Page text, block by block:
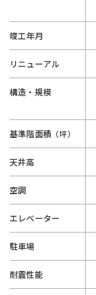
竣工年月
リニューアル
構造・規模
基準階面積 （坪）
天井高
空調
エレベーター
駐車場
耐震性能